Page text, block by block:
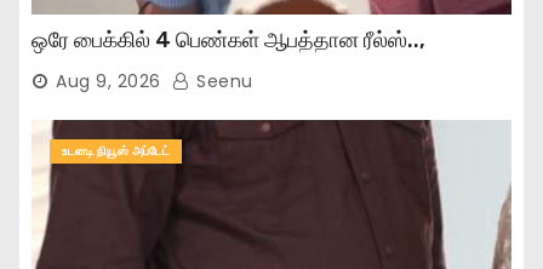
ஒரே பைக்கில் 4 பெண்கள் ஆபத்தான ரீல்ஸ்..,
Aug 9, 2026 Seenu
உடனடி நியூஸ் அப்டேட்